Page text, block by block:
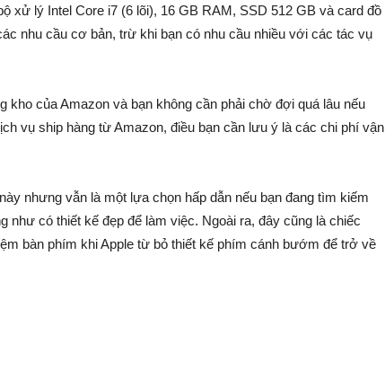
lý Intel Core i7 (6 lõi), 16 GB RAM, SSD 512 GB và card đồ
nhu cầu cơ bản, trừ khi bạn có nhu cầu nhiều với các tác vụ
của Amazon và bạn không cần phải chờ đợi quá lâu nếu
vụ ship hàng từ Amazon, điều bạn cần lưu ý là các chi phí vận
nhưng vẫn là một lựa chọn hấp dẫn nếu bạn đang tìm kiếm
như có thiết kế đẹp để làm việc. Ngoài ra, đây cũng là chiếc
bàn phím khi Apple từ bỏ thiết kế phím cánh bướm để trở về